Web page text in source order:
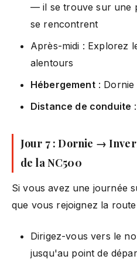
— il se trouve sur une
se rencontrent
Après-midi : Explorez
alentours
Hébergement: Dornie
Distance de conduite
Jour 7 : Dornie →
de la NC500
Si vous avez une journée
que vous rejoignez la
Dirigez-vous vers le
jusqu'au point de